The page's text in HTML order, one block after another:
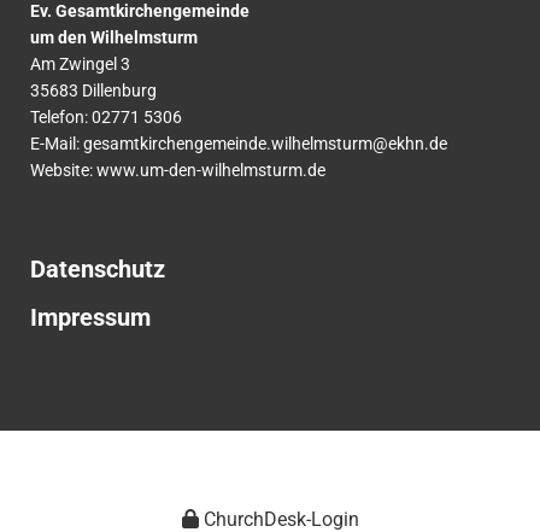
Ev. Gesamtkirchengemeinde
um den Wilhelmsturm
Am Zwingel 3
35683 Dillenburg
Telefon:02771 5306
E-Mail:gesamtkirchengemeinde.wilhelmsturm@ekhn.de
Website: www.um-den-wilhelmsturm.de
Datenschutz
Impressum
ChurchDesk-Login